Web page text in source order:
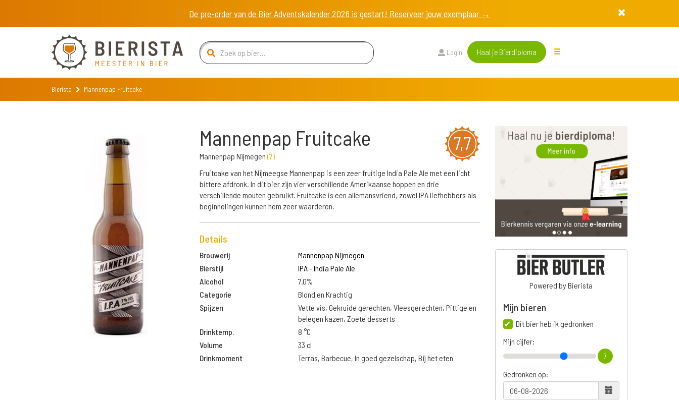
De pre-order van de Bier Adventskalender 2026 is gestart! Reserveer jouw exemplaar →
Login Haal je Bierdiploma
Bierista Mannenpap Fruitcake
7,7
Mannenpap Fruitcake
Mannenpap Nijmegen(7)
Fruitcake van het Nijmeegse Mannenpap is een zeer fruitige India Pale Ale met een licht
bittere afdronk. In dit bier zijn vier verschillende Amerikaanse hoppen en drie
verschillende mouten gebruikt. Fruitcake is een allemansvriend, zowel IPA liefhebbers als
beginnelingen kunnen hem zeer waarderen.
Details
Brouwerij
Mannenpap Nijmegen
Bierstijl
IPA - India Pale Ale
Alcohol
7.0%
Categorie
Blond en Krachtig
Spijzen
Vette vis, Gekruide gerechten, Vleesgerechten, Pittige en
belegen kazen, Zoete desserts
Drinktemp.
8 °C
Volume
33 cl
Drinkmoment
Terras, Barbecue, In goed gezelschap, Bij het eten
Powered by Bierista
Mijn bieren
Dit bier heb ik gedronken
Mijn cijfer:
7
Gedronken op: